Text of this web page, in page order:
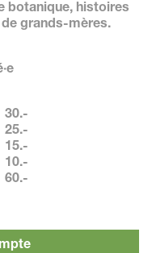
botanique, histoires
grands-mères.
30.-
25.-
15.-
10.-
60.-
compte